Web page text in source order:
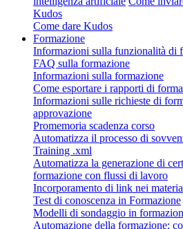
Kudos
Come dare Kudos
Formazione
Informazioni sulla funzionalità di
FAQ sulla formazione
Informazioni sulla formazione
Come esportare i rapporti di
Informazioni sulle richieste di
approvazione
Promemoria scadenza corso
Automatizza il processo di
Training .xml
Automatizza la generazione di
formazione con flussi di lavoro
Incorporamento di link nei
Test di conoscenza in Formazione
Modelli di sondaggio in
Automazione della formazione: